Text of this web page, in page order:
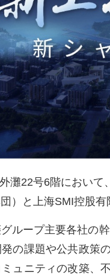
灘22号6階におい
）と上海SMI控股
ループ主要各社の
の課題や公共政策
ュニティの改築、